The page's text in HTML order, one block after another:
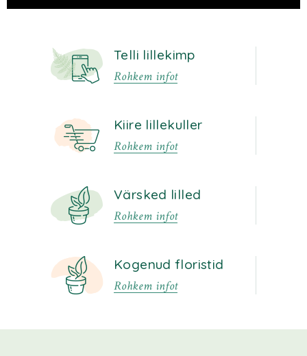
Telli lillekimp
Rohkem infot
Kiire lillekuller
Rohkem infot
Värsked lilled
Rohkem infot
Kogenud floristid
Rohkem infot